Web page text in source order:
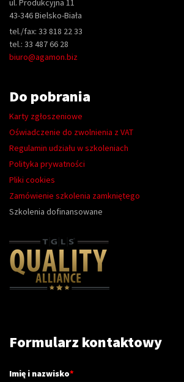
ul. Produkcyjna 11
43-346 Bielsko-Biała
tel./fax: 33 818 22 33
tel.: 33 487 66 28
biuro@agamon.biz
Do pobrania
Karty zgłoszeniowe
Oświadczenie do zwolnienia z VAT
Regulamin udziału w szkoleniach
Polityka prywatności
Pliki cookies
Zamówienie szkolenia zamkniętego
Szkolenia dofinansowane
Formularz kontaktowy
Imię i nazwisko*